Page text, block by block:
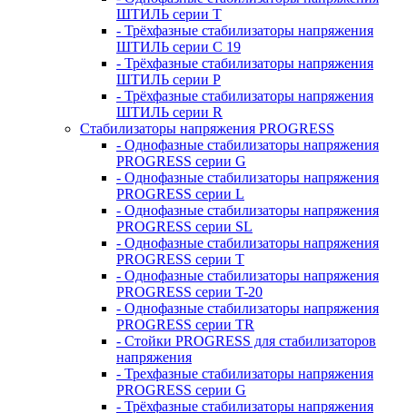
ШТИЛЬ серии T
- Трёхфазные стабилизаторы напряжения
ШТИЛЬ серии C 19
- Трёхфазные стабилизаторы напряжения
ШТИЛЬ серии P
- Трёхфазные стабилизаторы напряжения
ШТИЛЬ серии R
Стабилизаторы напряжения PROGRESS
- Однофазные стабилизаторы напряжения
PROGRESS серии G
- Однофазные стабилизаторы напряжения
PROGRESS серии L
- Однофазные стабилизаторы напряжения
PROGRESS серии SL
- Однофазные стабилизаторы напряжения
PROGRESS серии T
- Однофазные стабилизаторы напряжения
PROGRESS серии T-20
- Однофазные стабилизаторы напряжения
PROGRESS серии TR
- Стойки PROGRESS для стабилизаторов
напряжения
- Трехфазные стабилизаторы напряжения
PROGRESS серии G
- Трёхфазные стабилизаторы напряжения